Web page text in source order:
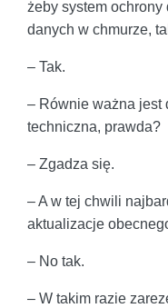
żeby system ochrony
danych w chmurze,
– Tak.
– Równie ważna jest
techniczna, prawda?
– Zgadza się.
– A w tej chwili
aktualizacje
– No tak.
– W takim razie